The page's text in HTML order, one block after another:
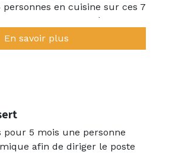
en cuisine sur ces 7
la haute saison. L équipe au
étant de 20 salariés en haute
échanges agréables d une
foie gras,aligot, tataki,
En savoir plus
pour 5 mois une personne
afin de diriger le poste